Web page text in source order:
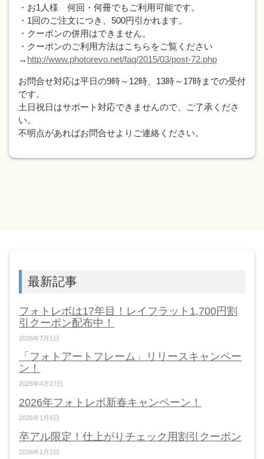
・お1人様 何回・何冊でもご利用可能です。
・1回のご注文につき、500円引かれます。
・クーポンの併用はできません。
・クーポンのご利用方法はこちらをご覧ください
→ http://www.photorevo.net/faq/2015/03/post-72.php
お問合せ対応は平日の9時～12時、13時～17時までの受付
です。
土日祝日はサポート対応できませんので、ご了承くださ
い。
不明点があればお問合せよりご連絡ください。
最新記事
フォトレボは17年目！レイフラット1,700円割
引クーポン配布中！
2026年7月1日
「フォトアートフレーム」リリースキャンペー
ン！
2026年4月27日
2026年フォトレボ新春キャンペーン！
2026年1月6日
卒アル限定！仕上がりチェック用割引クーポン
2026年1月2日